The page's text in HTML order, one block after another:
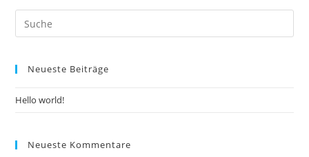
Neueste Beiträge
Hello world!
Neueste Kommentare